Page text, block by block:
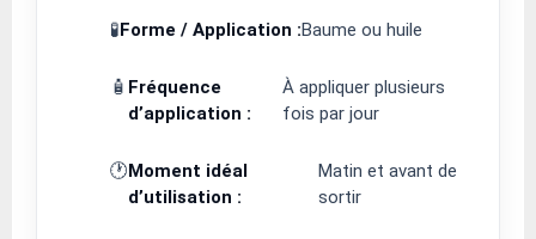
🧪Forme / Application :Baume ou huile
🧴 Fréquence
d’application :
À appliquer plusieurs
fois par jour
🕐Moment idéal
d’utilisation :
Matin et avant de
sortir